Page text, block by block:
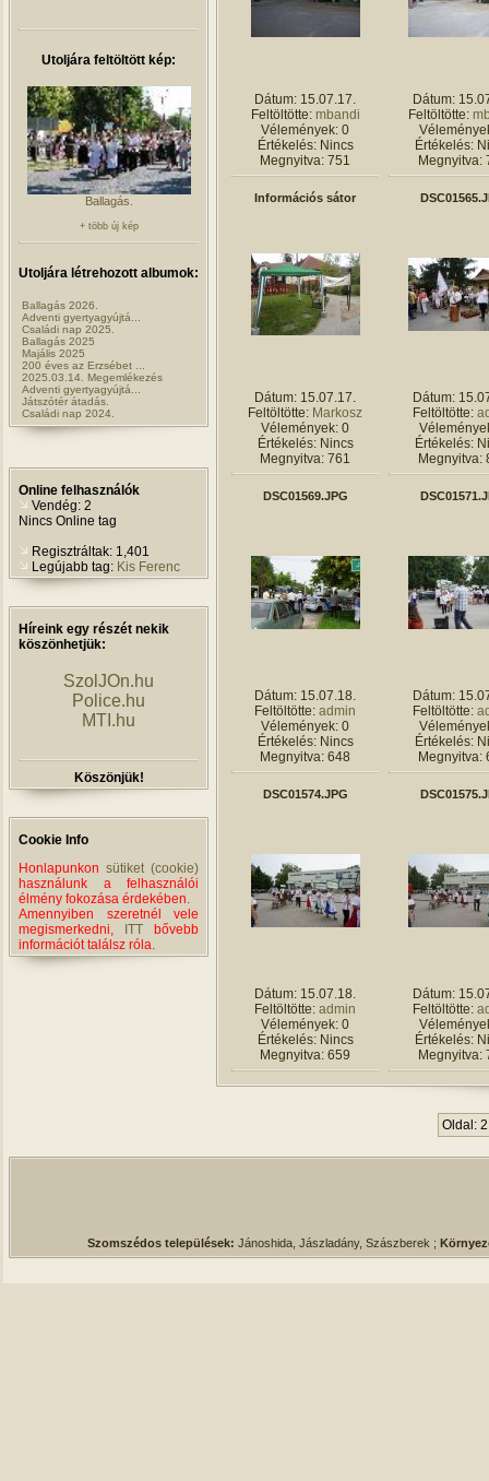
Utoljára feltöltött kép:
Ballagás.
+ több új kép
Utoljára létrehozott albumok:
Ballagás 2026.
Adventi gyertyagyújtá...
Családi nap 2025.
Ballagás 2025
Majális 2025
200 éves az Erzsébet ...
2025.03.14. Megemlékezés
Adventi gyertyagyújtá...
Játszótér átadás.
Családi nap 2024.
Online felhasználók
Vendég: 2
Nincs Online tag
Regisztráltak: 1,401
Legújabb tag: Kis Ferenc
Híreink egy részét nekik
köszönhetjük:
SzolJOn.hu
Police.hu
MTI.hu
Köszönjük!
Cookie Info
Honlapunkon sütiket (cookie)
használunk a felhasználói
élmény fokozása érdekében.
Amennyiben szeretnél vele
megismerkedni,
ITT bővebb
információt találsz róla.
Dátum: 15.07.17.
Feltöltötte: mbandi
Vélemények: 0
Értékelés: Nincs
Megnyitva: 751
Dátum:
Feltöltötte:
Értékelés:
Megnyitva:
Információs sátor
Dátum: 15.07.17.
Feltöltötte: Markosz
Vélemények: 0
Értékelés: Nincs
Megnyitva: 761
Dátum:
Feltöltötte:
Értékelés:
Megnyitva:
DSC01569.JPG
Dátum: 15.07.18.
Feltöltötte: admin
Vélemények: 0
Értékelés: Nincs
Megnyitva: 648
Dátum:
Feltöltötte:
Értékelés:
Megnyitva:
DSC01574.JPG
Dátum: 15.07.18.
Feltöltötte: admin
Vélemények: 0
Értékelés: Nincs
Megnyitva: 659
Dátum:
Feltöltötte:
Értékelés:
Megnyitva:
Oldal:
Szomszédos települések: Jánoshida, Jászladány, Szászberek ;